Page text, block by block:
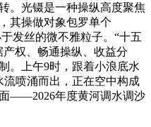
。光镊是一种操纵高度聚焦
其操做对象包罗单个
发丝的微不雅粒子。“十五
权、畅通操纵、收益分
。上午9时，跟着小浪底水
喷涌而出，正在空中构成
——2026年度黄河调水调沙